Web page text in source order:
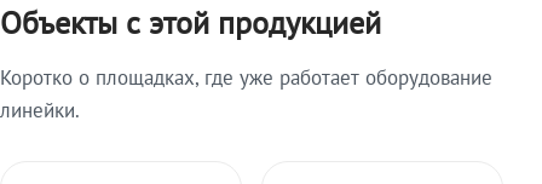
Объекты с этой продукцией
Коротко о площадках, где уже работает оборудование
линейки.